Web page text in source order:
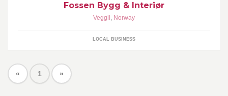
Fossen Bygg & Interiør
Veggli, Norway
LOCAL BUSINESS
« 1 »